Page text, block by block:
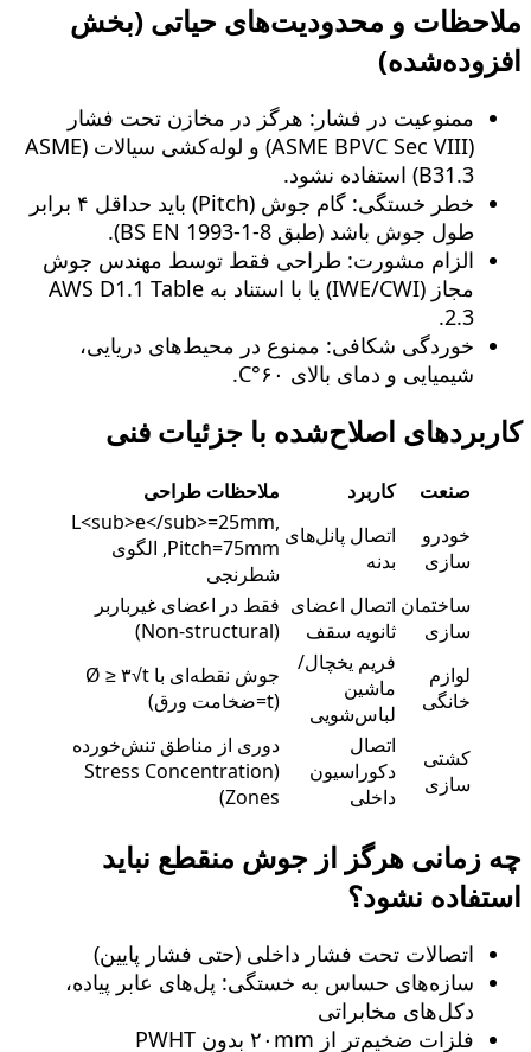
ملاحظات و محدودیت‌های حیاتی (بخش
افزوده‌شده)
ممنوعیت در فشار: هرگز در مخازن تحت فشار
(ASME BPVC Sec VIII) و لوله‌کشی سیالات (ASME
B31.3) استفاده نشود.
خطر خستگی: گام جوش (Pitch) باید حداقل ۴ برابر
طول جوش باشد (طبق BS EN 1993-1-8).
الزام مشورت: طراحی فقط توسط مهندس جوش
مجاز (IWE/CWI) یا با استناد به AWS D1.1 Table
2.3.
خوردگی شکافی: ممنوع در محیط‌های دریایی،
شیمیایی و دمای بالای ۶۰°C.
کاربردهای اصلاح‌شده با جزئیات فنی
صنعت کاربرد
ملاحظات طراحی
خودرو
سازی
اتصال پانل‌های
بدنه
L<sub>e</sub>=25mm,
Pitch=75mm, الگوی
شطرنجی
ساختمان‌
سازی
اتصال اعضای
ثانویه سقف
فقط در اعضای غیرباربر
(Non-structural)
لوازم
خانگی
فریم یخچال/
ماشین
لباس‌شویی
جوش نقطه‌ای با Ø ≥ ۳√t
(t=ضخامت ورق)
کشتی‌
سازی
اتصال
دکوراسیون
داخلی
دوری از مناطق تنش‌خورده
(Stress Concentration
Zones)
چه زمانی هرگز از جوش منقطع نباید
استفاده نشود؟
اتصالات تحت فشار داخلی (حتی فشار پایین)
سازه‌های حساس به خستگی: پل‌های عابر پیاده،
دکل‌های مخابراتی
فلزات ضخیم‌تر از ۲۰mm بدون PWHT